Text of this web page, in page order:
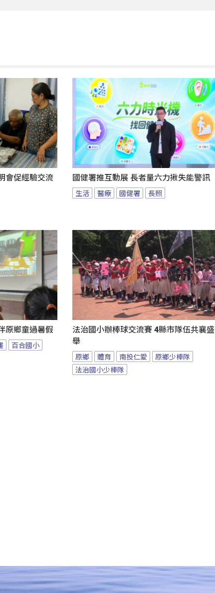
會促經驗交流 國健署推互動展 長者量六力揪失能警訊
生活 醫療 國健署 長照
原鄉童過暑假
百合國小
法治國小辦棒球交流賽 4縣市隊伍共襄盛
舉
原鄉 體育 南投仁愛
原鄉少棒隊
法治國小少棒隊